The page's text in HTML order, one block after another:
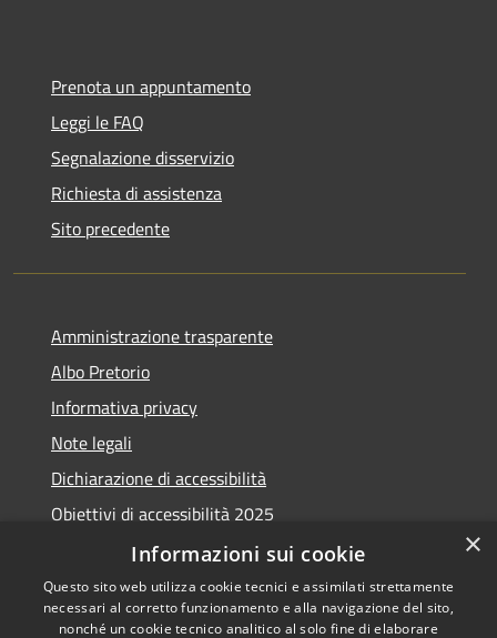
Prenota un appuntamento
Leggi le FAQ
Segnalazione disservizio
Richiesta di assistenza
Sito precedente
Amministrazione trasparente
Albo Pretorio
Informativa privacy
Note legali
Dichiarazione di accessibilità
Obiettivi di accessibilità 2025
Meccanismo di feedback
×
Informazioni sui cookie
Questo sito web utilizza cookie tecnici e assimilati strettamente
necessari al corretto funzionamento e alla navigazione del sito,
nonché un cookie tecnico analitico al solo fine di elaborare